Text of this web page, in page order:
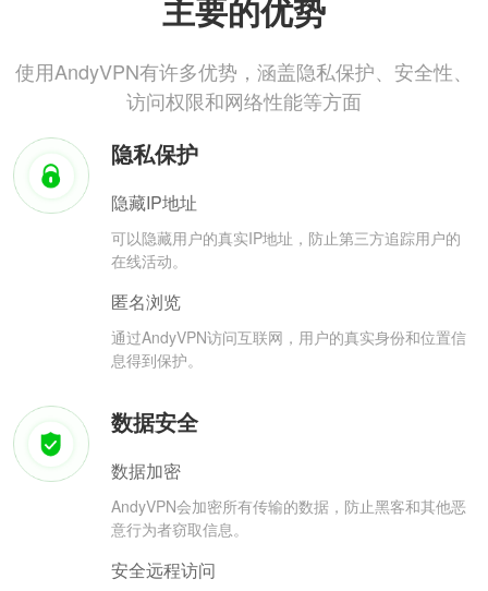
主要的优势
使用AndyVPN有许多优势，涵盖隐私保护、安全性、
访问权限和网络性能等方面
隐私保护
隐藏IP地址
可以隐藏用户的真实IP地址，防止第三方追踪用户的
在线活动。
匿名浏览
通过AndyVPN访问互联网，用户的真实身份和位置信
息得到保护。
数据安全
数据加密
AndyVPN会加密所有传输的数据，防止黑客和其他恶
意行为者窃取信息。
安全远程访问